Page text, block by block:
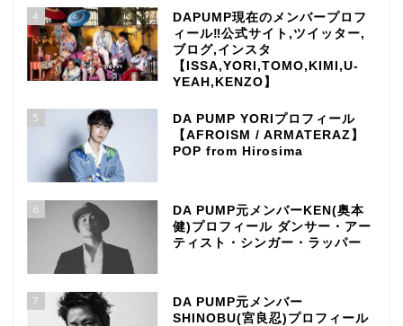
4
DAPUMP現在のメンバープロフ
ィール‼公式サイト,ツイッター,
ブログ,インスタ
【ISSA,YORI,TOMO,KIMI,U-
YEAH,KENZO】
5
DA PUMP YORIプロフィール
【AFROISM / ARMATERAZ】
POP from Hirosima
6
DA PUMP元メンバーKEN(奥本
健)プロフィール ダンサー・アー
ティスト・シンガー・ラッパー
7
DA PUMP元メンバー
SHINOBU(宮良忍)プロフィール